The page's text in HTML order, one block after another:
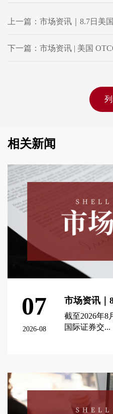
上一篇：市场资讯｜8.7日美
相关新闻
07
2026-08
市场资讯｜
截至2026年8
国际证券交...